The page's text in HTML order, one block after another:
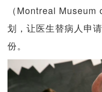
（Montreal
划，让医生替病人申
份。